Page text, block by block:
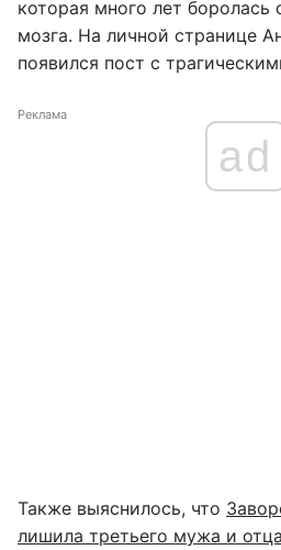
которая много лет боролась
мозга. На личной странице
появился пост с
Реклама
ad
Также выяснилось, что
лишила третьего мужа и